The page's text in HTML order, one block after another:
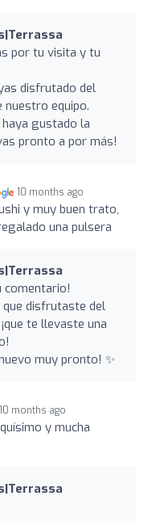
por tu visita y tu
disfrutado del
equipo.
haya gustado la
pronto a por más!
10 months ago
y muy buen trato,
una pulsera
comentario!
que disfrutaste del
te llevaste una
muy pronto! ✨
10 months ago
y mucha